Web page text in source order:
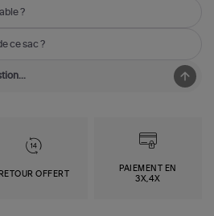
?
ce sac ?
RETOUR OFFERT
PAIEMENT EN
3X,4X